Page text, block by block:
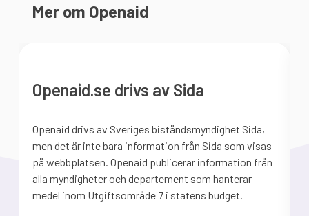
Mer om Openaid
Openaid.se drivs av Sida
Openaid drivs av Sveriges biståndsmyndighet Sida,
men det är inte bara information från Sida som visas
på webbplatsen. Openaid publicerar information från
alla myndigheter och departement som hanterar
medel inom Utgiftsområde 7 i statens budget.